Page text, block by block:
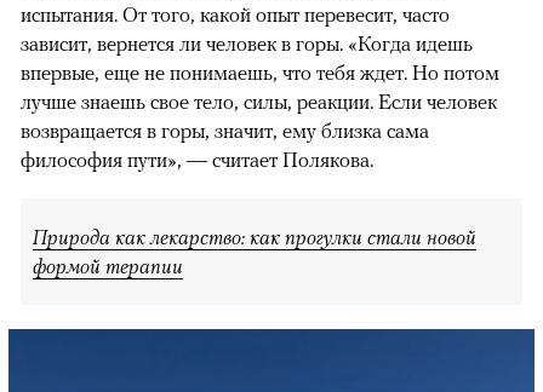
испытания. От того, какой опыт перевесит, часто
зависит, вернется ли человек в горы. «Когда идешь
впервые, еще не понимаешь, что тебя ждет. Но потом
лучше знаешь свое тело, силы, реакции. Если человек
возвращается в горы, значит, ему близка сама
философия пути», — считает Полякова.
Природа как лекарство: как прогулки стали новой
формой терапии